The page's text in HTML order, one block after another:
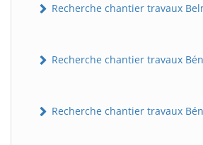
Recherche chantier travaux
Recherche chantier travaux
Recherche chantier travaux